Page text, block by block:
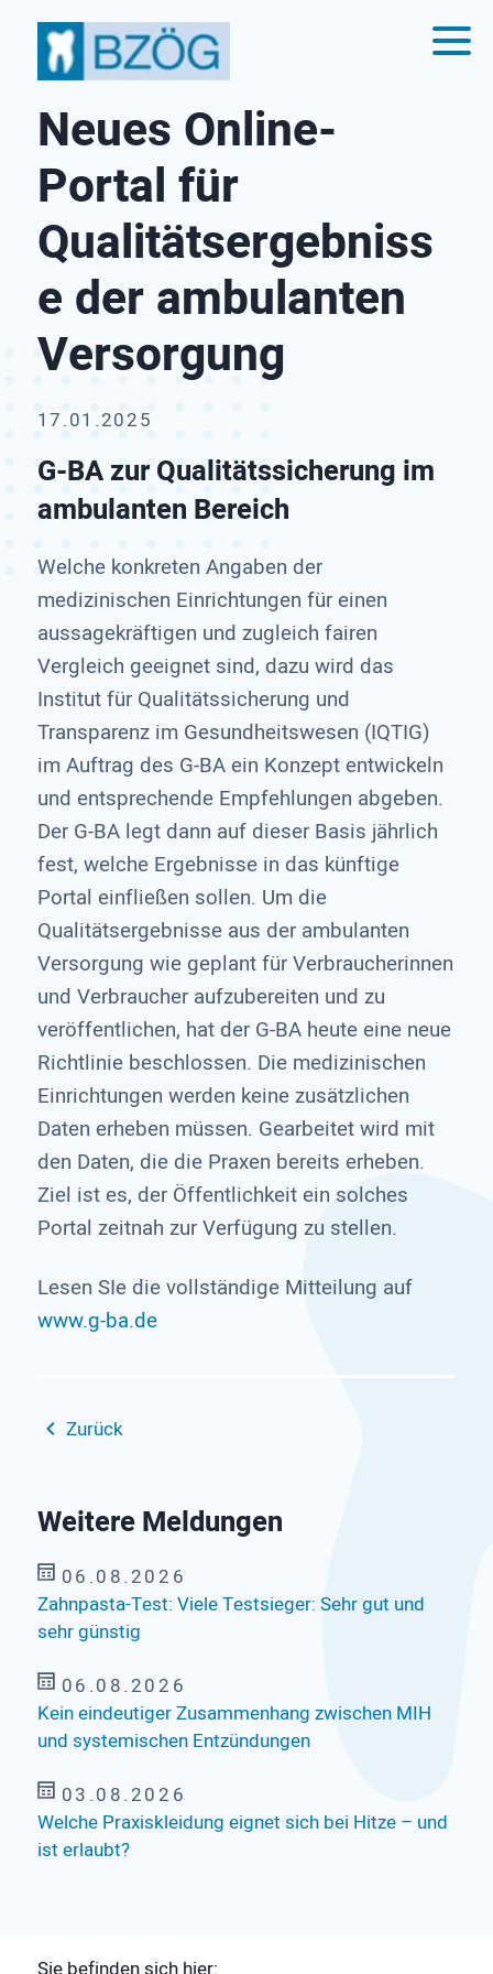
Neues Online-​
Portal für
Qualitätsergebniss
e der ambulanten
Versorgung
17.01.2025
G-BA zur Qualitätssicherung im
ambulanten Bereich
Welche konkreten Angaben der
medizinischen Einrichtungen für einen
aussagekräftigen und zugleich fairen
Vergleich geeignet sind, dazu wird das
Institut für Qualitätssicherung und
Transparenz im Gesundheitswesen (IQTIG)
im Auftrag des G-BA ein Konzept entwickeln
und entsprechende Empfehlungen abgeben.
Der G-BA legt dann auf dieser Basis jährlich
fest, welche Ergebnisse in das künftige
Portal einfließen sollen. Um die
Qualitätsergebnisse aus der ambulanten
Versorgung wie geplant für Verbraucherinnen
und Verbraucher aufzubereiten und zu
veröffentlichen, hat der G-BA heute eine neue
Richtlinie beschlossen. Die medizinischen
Einrichtungen werden keine zusätzlichen
Daten erheben müssen. Gearbeitet wird mit
den Daten, die die Praxen bereits erheben.
Ziel ist es, der Öffentlichkeit ein solches
Portal zeitnah zur Verfügung zu stellen.
Lesen SIe die vollständige Mitteilung auf
www.g-ba.de
Zurück
Weitere Meldungen
06.08.2026
Zahnpasta-Test: Viele Testsieger: Sehr gut und
sehr günstig
06.08.2026
Kein eindeutiger Zusammenhang zwischen MIH
und systemischen Entzündungen
03.08.2026
Welche Praxiskleidung eignet sich bei Hitze – und
ist erlaubt?